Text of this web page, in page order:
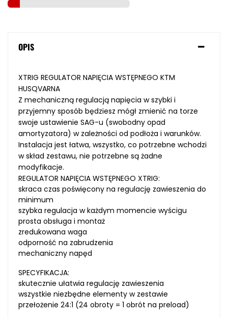
OPIS
XTRIG REGULATOR NAPIĘCIA WSTĘPNEGO KTM
HUSQVARNA
Z mechaniczną regulacją napięcia w szybki i
przyjemny sposób będziesz mógł zmienić na torze
swoje ustawienie SAG-u (swobodny opad
amortyzatora) w zależności od podłoża i warunków.
Instalacja jest łatwa, wszystko, co potrzebne wchodzi
w skład zestawu, nie potrzebne są żadne
modyfikacje.
REGULATOR NAPIĘCIA WSTĘPNEGO XTRIG:
skraca czas poświęcony na regulację zawieszenia do
minimum
szybka regulacja w każdym momencie wyścigu
prosta obsługa i montaż
zredukowana waga
odporność na zabrudzenia
mechaniczny napęd
SPECYFIKACJA:
skutecznie ułatwia regulację zawieszenia
wszystkie niezbędne elementy w zestawie
przełożenie 24:1 (24 obroty = 1 obrót na preload)